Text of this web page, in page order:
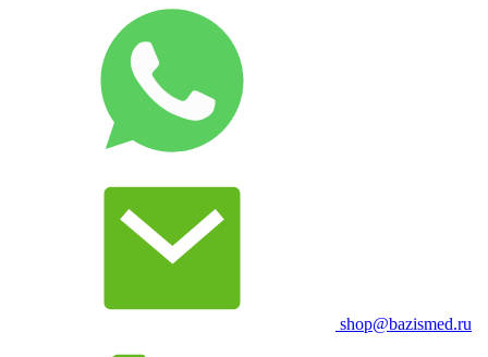
shop@bazismed.ru